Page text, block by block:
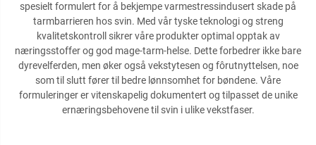
spesielt formulert for å bekjempe varmestressindusert skade på
tarmbarrieren hos svin. Med vår tyske teknologi og streng
kvalitetskontroll sikrer våre produkter optimal opptak av
næringsstoffer og god mage-tarm-helse. Dette forbedrer ikke bare
dyrevelferden, men øker også vekstytesen og fôrutnyttelsen, noe
som til slutt fører til bedre lønnsomhet for bøndene. Våre
formuleringer er vitenskapelig dokumentert og tilpasset de unike
ernæringsbehovene til svin i ulike vekstfaser.